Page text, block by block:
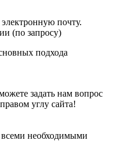
почту.
(по запросу)
подхода
задать нам вопрос
углу сайта!
необходимыми